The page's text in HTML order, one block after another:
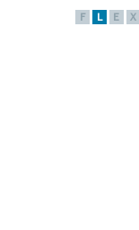
F L E X